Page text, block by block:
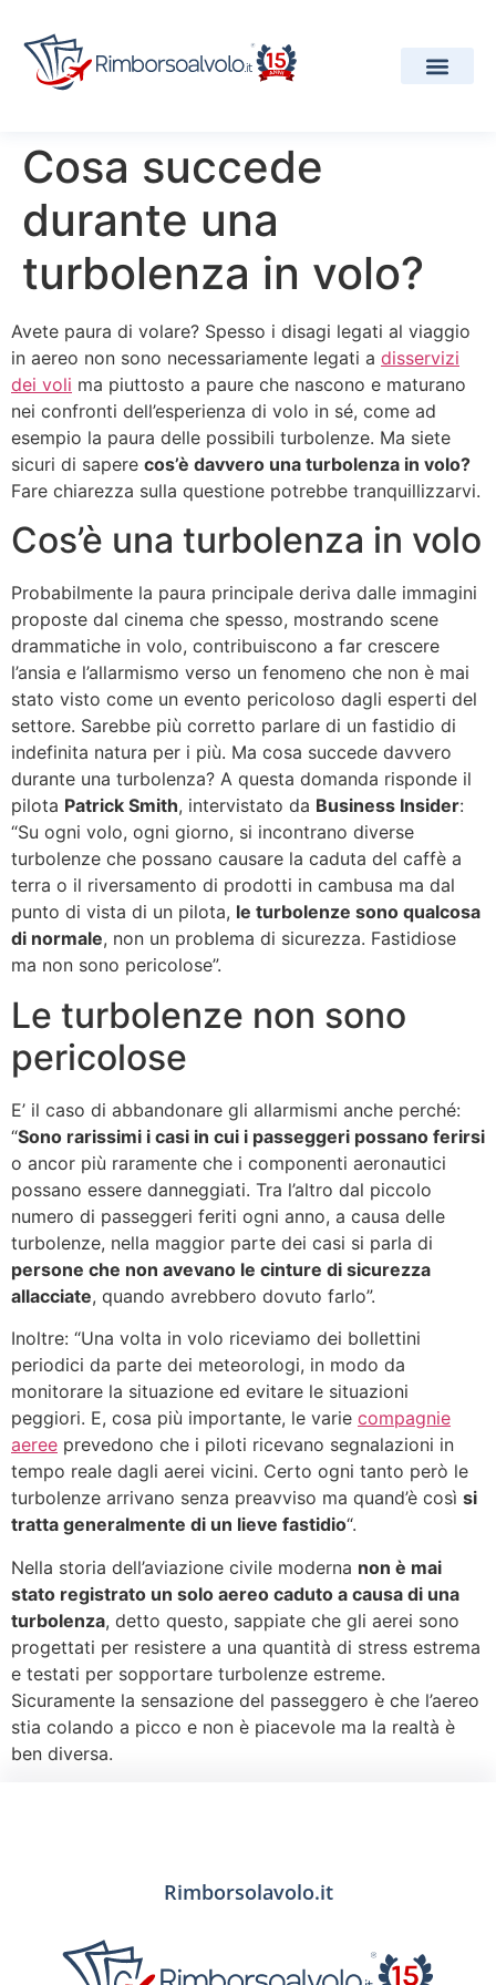
Cosa succede
durante una
turbolenza in volo?
Avete paura di volare? Spesso i disagi legati al viaggio
in aereo non sono necessariamente legati a disservizi
dei voli ma piuttosto a paure che nascono e maturano
nei confronti dell’esperienza di volo in sé, come ad
esempio la paura delle possibili turbolenze. Ma siete
sicuri di sapere cos’è davvero una turbolenza in volo?
Fare chiarezza sulla questione potrebbe tranquillizzarvi.
Cos’è una turbolenza in volo
Probabilmente la paura principale deriva dalle immagini
proposte dal cinema che spesso, mostrando scene
drammatiche in volo, contribuiscono a far crescere
l’ansia e l’allarmismo verso un fenomeno che non è mai
stato visto come un evento pericoloso dagli esperti del
settore. Sarebbe più corretto parlare di un fastidio di
indefinita natura per i più. Ma cosa succede davvero
durante una turbolenza? A questa domanda risponde il
pilota Patrick Smith, intervistato da Business Insider:
“Su ogni volo, ogni giorno, si incontrano diverse
turbolenze che possano causare la caduta del caffè a
terra o il riversamento di prodotti in cambusa ma dal
punto di vista di un pilota, le turbolenze sono qualcosa
di normale, non un problema di sicurezza. Fastidiose
ma non sono pericolose”.
Le turbolenze non sono
pericolose
E’ il caso di abbandonare gli allarmismi anche perché:
“Sono rarissimi i casi in cui i passeggeri possano ferirsi
o ancor più raramente che i componenti aeronautici
possano essere danneggiati. Tra l’altro dal piccolo
numero di passeggeri feriti ogni anno, a causa delle
turbolenze, nella maggior parte dei casi si parla di
persone che non avevano le cinture di sicurezza
allacciate, quando avrebbero dovuto farlo”.
Inoltre: “Una volta in volo riceviamo dei bollettini
periodici da parte dei meteorologi, in modo da
monitorare la situazione ed evitare le situazioni
peggiori. E, cosa più importante, le varie compagnie
aeree prevedono che i piloti ricevano segnalazioni in
tempo reale dagli aerei vicini. Certo ogni tanto però le
turbolenze arrivano senza preavviso ma quand’è così si
tratta generalmente di un lieve fastidio“.
Nella storia dell’aviazione civile moderna non è mai
stato registrato un solo aereo caduto a causa di una
turbolenza, detto questo, sappiate che gli aerei sono
progettati per resistere a una quantità di stress estrema
e testati per sopportare turbolenze estreme.
Sicuramente la sensazione del passeggero è che l’aereo
stia colando a picco e non è piacevole ma la realtà è
ben diversa.
Rimborsolavolo.it